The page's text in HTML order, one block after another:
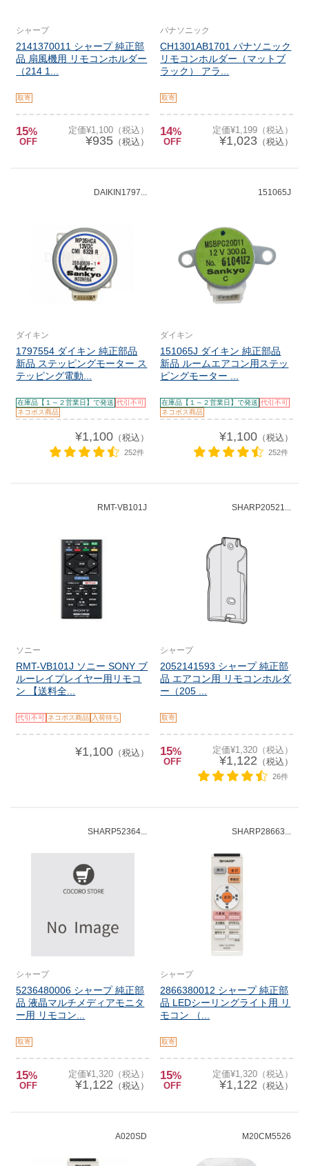
シャープ
2141370011 シャープ 純正部
品 扇風機用 リモコンホルダー
（214 1...
取寄
15%
OFF
定価¥1,100（税込）
¥935（税込）
パナソニック
CH1301AB1701 パナソニック
リモコンホルダー（マットブ
ラック） アラ...
取寄
14%
OFF
定価¥1,199（税込）
¥1,023（税込）
DAIKIN1797...
ダイキン
1797554 ダイキン 純正部品
新品 ステッピングモーター ス
テッピング電動...
在庫品【１～２営業日】で発送 代引不可
ネコポス商品
¥1,100（税込）
252件
151065J
ダイキン
151065J ダイキン 純正部品
新品 ルームエアコン用ステッ
ピングモーター ...
在庫品【１～２営業日】で発送 代引不可
ネコポス商品
¥1,100（税込）
252件
RMT-VB101J
ソニー
RMT-VB101J ソニー SONY ブ
ルーレイプレイヤー用リモコ
ン 【送料全...
代引不可 ネコポス商品 入荷待ち
¥1,100（税込）
SHARP20521...
シャープ
2052141593 シャープ 純正部
品 エアコン用 リモコンホルダ
ー（205 ...
取寄
15%
OFF
定価¥1,320（税込）
¥1,122 （税込）
26件
SHARP52364...
シャープ
5236480006 シャープ 純正部
品 液晶マルチメディアモニタ
ー用 リモコン...
取寄
15%
OFF
定価¥1,320（税込）
¥1,122 （税込）
SHARP28663...
シャープ
2866380012 シャープ 純正部
品 LEDシーリングライト用 リ
モコン （...
取寄
15%
OFF
定価¥1,320（税込）
¥1,122 （税込）
A020SD M20CM5526